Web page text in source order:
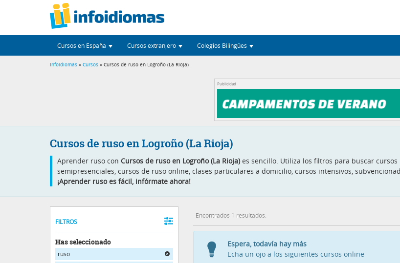
Cursos en España Cursos extranjero Colegios Bilingües
Infoidiomas » Cursos » Cursos de ruso en Logroño (La Rioja)
Publicidad
Cursos de ruso en Logroño (La Rioja)
Aprender ruso con Cursos de ruso en Logroño (La Rioja) es sencillo. Utiliza los filtros para buscar
semipresenciales, cursos de ruso online, clases particulares a domicilio, cursos intensivos,
¡Aprender ruso es fácil, infórmate ahora!
FILTROS
Has seleccionado
ruso
Encontrados 1 resultados.
Espera, todavía hay más
Echa un ojo a los siguientes cursos online